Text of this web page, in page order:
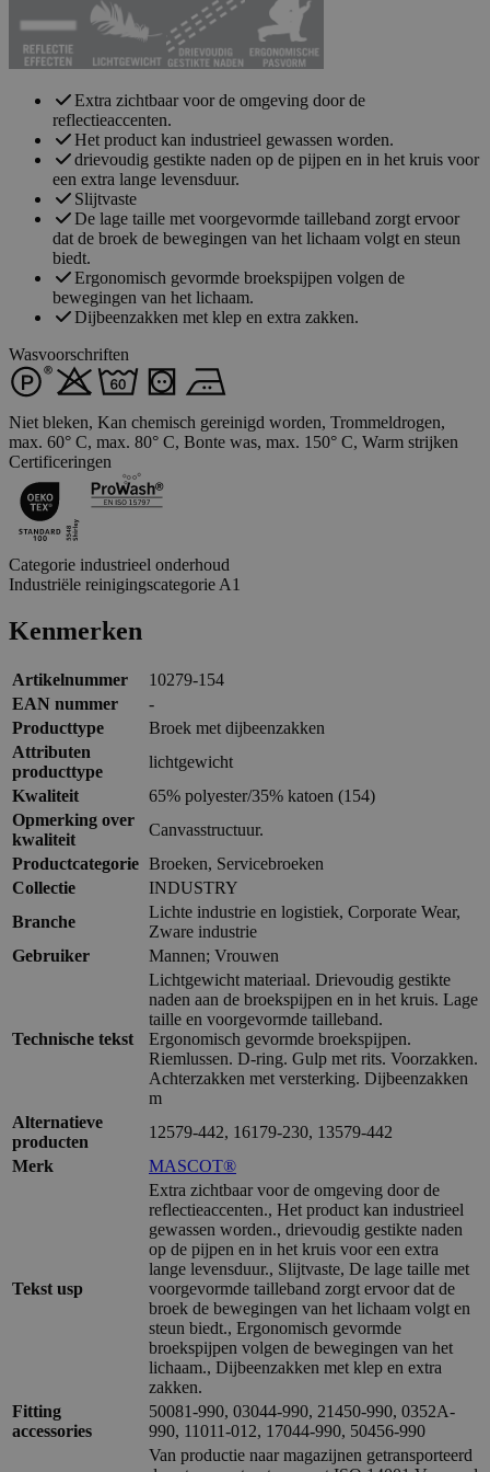
Extra zichtbaar voor de omgeving door de
reflectieaccenten.
Het product kan industrieel gewassen worden.
drievoudig gestikte naden op de pijpen en in het kruis voor
een extra lange levensduur.
Slijtvaste
De lage taille met voorgevormde tailleband zorgt ervoor
dat de broek de bewegingen van het lichaam volgt en steun
biedt.
Ergonomisch gevormde broekspijpen volgen de
bewegingen van het lichaam.
Dijbeenzakken met klep en extra zakken.
Wasvoorschriften
Niet bleken, Kan chemisch gereinigd worden, Trommeldrogen,
max. 60° C, max. 80° C, Bonte was, max. 150° C, Warm strijken
Certificeringen
Categorie industrieel onderhoud
Industriële reinigingscategorie A1
Kenmerken
Artikelnummer
10279-154
EAN nummer
-
Producttype
Broek met dijbeenzakken
Attributen
producttype
lichtgewicht
Kwaliteit
65% polyester/35% katoen (154)
Opmerking over
kwaliteit
Canvasstructuur.
Productcategorie Broeken, Servicebroeken
Collectie
INDUSTRY
Branche
Lichte industrie en logistiek, Corporate Wear,
Zware industrie
Gebruiker
Mannen; Vrouwen
Technische tekst
Lichtgewicht materiaal. Drievoudig gestikte
naden aan de broekspijpen en in het kruis. Lage
taille en voorgevormde tailleband.
Ergonomisch gevormde broekspijpen.
Riemlussen. D-ring. Gulp met rits. Voorzakken.
Achterzakken met versterking. Dijbeenzakken
m
Alternatieve
producten
12579-442, 16179-230, 13579-442
Merk
MASCOT®
Tekst usp
Extra zichtbaar voor de omgeving door de
reflectieaccenten., Het product kan industrieel
gewassen worden., drievoudig gestikte naden
op de pijpen en in het kruis voor een extra
lange levensduur., Slijtvaste, De lage taille met
voorgevormde tailleband zorgt ervoor dat de
broek de bewegingen van het lichaam volgt en
steun biedt., Ergonomisch gevormde
broekspijpen volgen de bewegingen van het
lichaam., Dijbeenzakken met klep en extra
zakken.
Fitting
accessories
50081-990, 03044-990, 21450-990, 0352A-
990, 11011-012, 17044-990, 50456-990
Van productie naar magazijnen getransporteerd